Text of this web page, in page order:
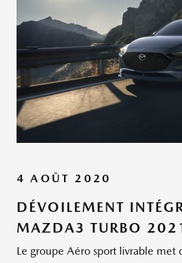
4 AOÛT 2020
DÉVOILEMENT
MAZDA3 TURBO
Le groupe Aéro sport livrable met